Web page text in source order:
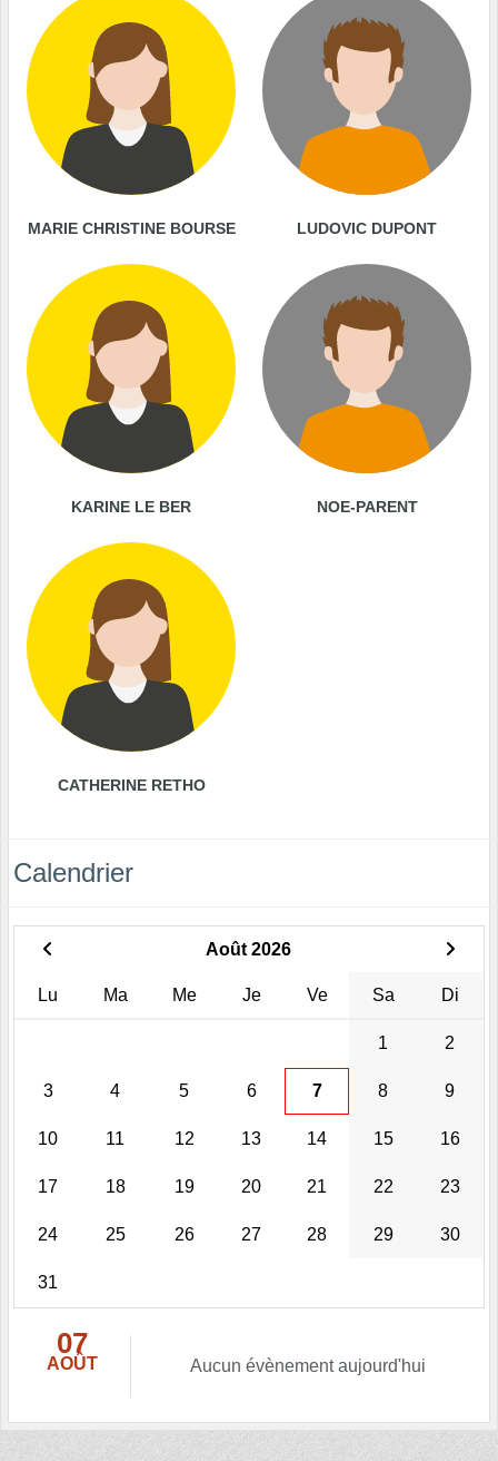
MARIE CHRISTINE BOURSE LUDOVIC DUPONT
KARINE LE BER NOE-PARENT
CATHERINE RETHO
Calendrier
Août 2026
Lu Ma Me Je Ve Sa Di
1 2
3 4 5 6 7 8 9
10 11 12 13 14 15 16
17 18 19 20 21 22 23
24 25 26 27 28 29 30
31
07
AOÛT Aucun évènement aujourd'hui